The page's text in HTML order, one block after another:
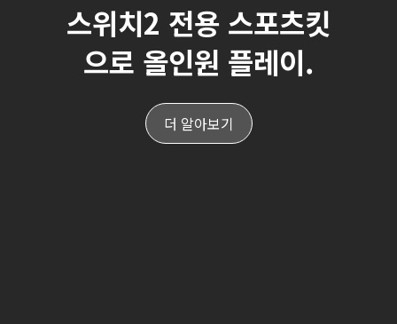
스위치2 전용 스포츠킷
으로 올인원 플레이.
더 알아보기